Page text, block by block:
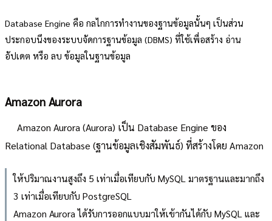
Database Engine คือ กลไกการทำงานของฐานข้อมูลนั้นๆ เป็นส่วน
ประกอบนึงของระบบจัดการฐานข้อมูล (DBMS) ที่ใช้เพื่อสร้าง อ่าน
อัปเดต หรือ ลบ ข้อมูลในฐานข้อมูล
Amazon Aurora
Amazon Aurora (Aurora) เป็น Database Engine ของ
Relational Database (ฐานข้อมูลเชิงสัมพันธ์) ที่สร้างโดย Amazon
ให้ปริมาณงานสูงถึง 5 เท่าเมื่อเทียบกับ MySQL มาตรฐานและมากถึง
3 เท่าเมื่อเทียบกับ PostgreSQL
Amazon Aurora ได้รับการออกแบบมาให้เข้ากันได้กับ MySQL และ